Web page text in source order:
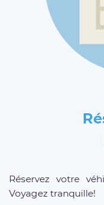
Réservez votre
Voyagez tranquille!